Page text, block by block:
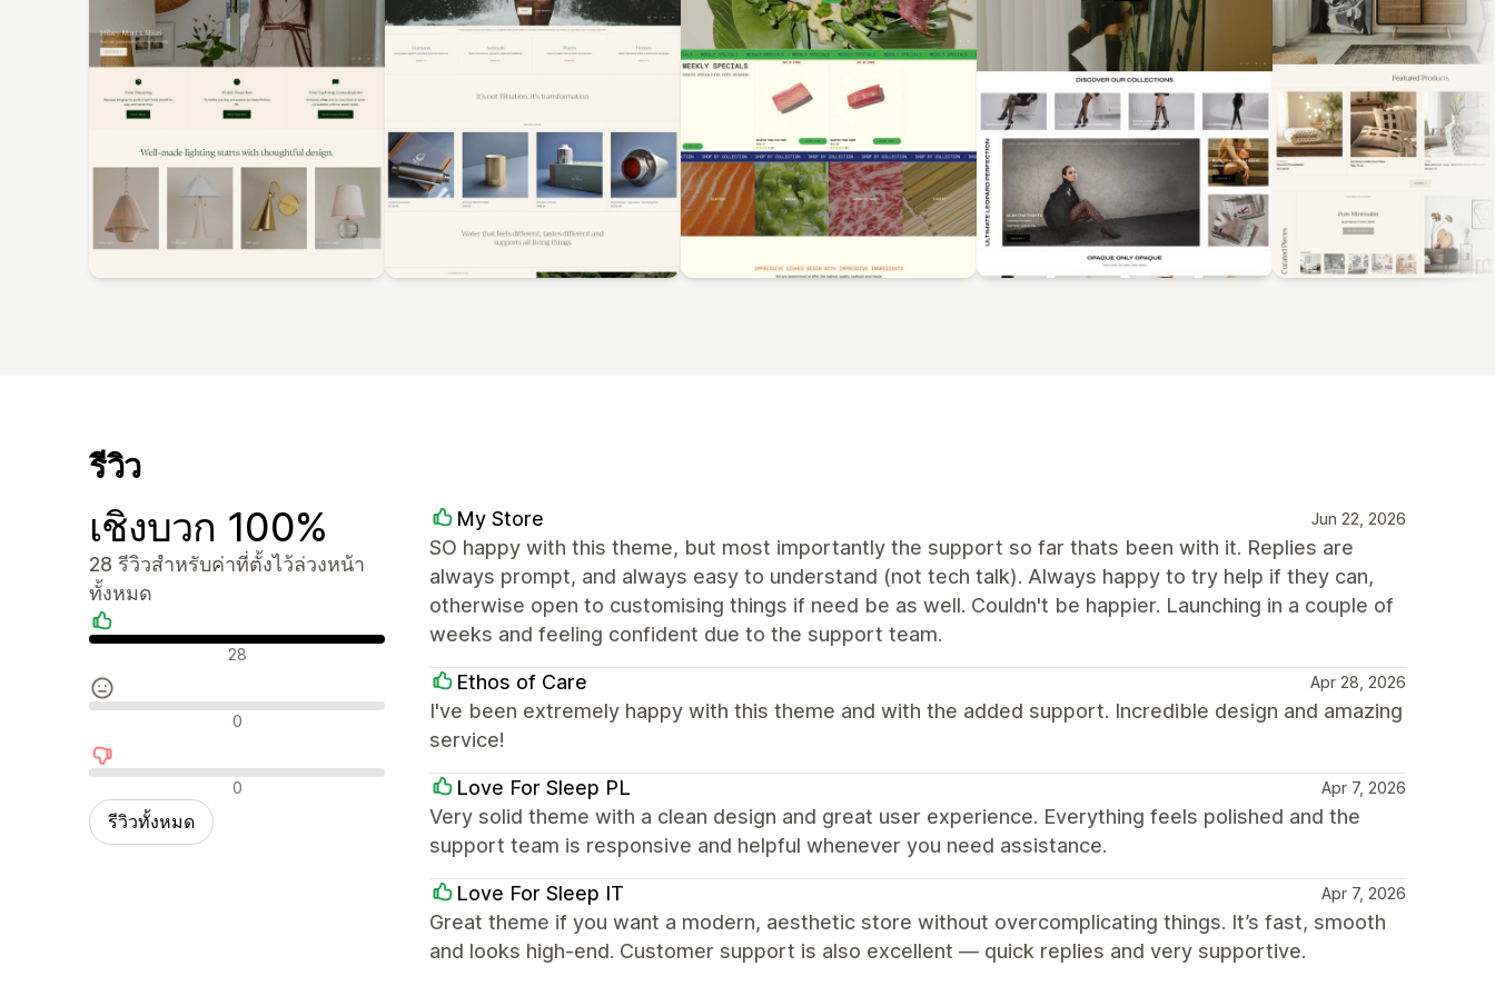
รีวิว
เชิงบวก 100%
28 รีวิวสำหรับค่าที่ตั้งไว้ล่วงหน้า
ทั้งหมด
รีวิวเชิงบวก 28
รีวิวที่เป็นกลาง 0
รีวิวเชิงลบ 0
รีวิวทั้งหมด
My Store Jun 22, 2026
SO happy with this theme, but most importantly the support so far thats been with it. Replies are
always prompt, and always easy to understand (not tech talk). Always happy to try help if they can,
otherwise open to customising things if need be as well. Couldn't be happier. Launching in a couple of
weeks and feeling confident due to the support team.
Ethos of Care Apr 28, 2026
I've been extremely happy with this theme and with the added support. Incredible design and amazing
service!
Love For Sleep PL Apr 7, 2026
Very solid theme with a clean design and great user experience. Everything feels polished and the
support team is responsive and helpful whenever you need assistance.
Love For Sleep IT Apr 7, 2026
Great theme if you want a modern, aesthetic store without overcomplicating things. It’s fast, smooth
and looks high-end. Customer support is also excellent — quick replies and very supportive.